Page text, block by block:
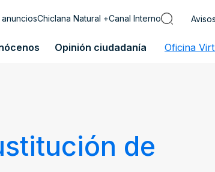
Chiclana Natural +Canal Interno
Opinión ciudadanía Oficina
de